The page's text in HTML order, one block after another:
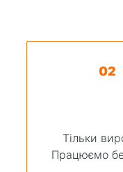
02
Тільки
Працюємо